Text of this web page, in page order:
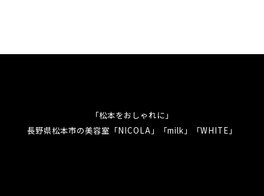
「松本をおしゃれに」
長野県松本市の美容室「NICOLA」「milk」「WHITE」